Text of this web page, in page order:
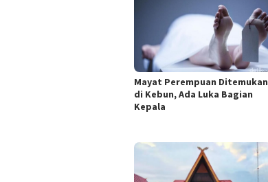
Mayat Perempuan Ditemukan
di Kebun, Ada Luka Bagian
Kepala